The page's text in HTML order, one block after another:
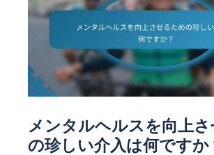
メンタルヘルスを向上
の珍しい介入は何ですか